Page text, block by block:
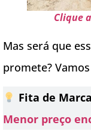
Clique
Mas será que
promete?
Fita de
Menor preço